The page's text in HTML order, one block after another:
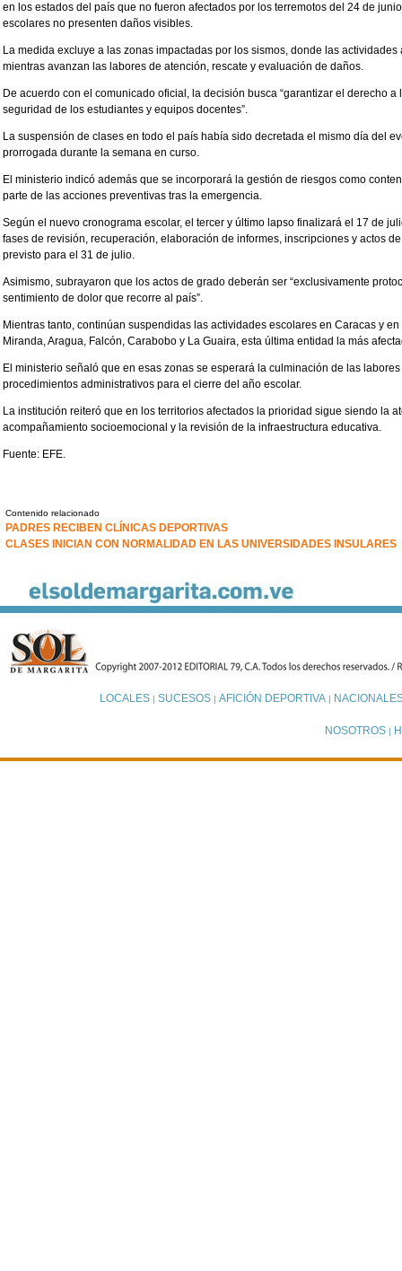
en los estados del país que no fueron afectados por los terremotos del 24 de
escolares no presenten daños visibles.
La medida excluye a las zonas impactadas por los sismos, donde las
mientras avanzan las labores de atención, rescate y evaluación de daños.
De acuerdo con el comunicado oficial, la decisión busca “garantizar el derecho
seguridad de los estudiantes y equipos docentes”.
La suspensión de clases en todo el país había sido decretada el mismo día del
prorrogada durante la semana en curso.
El ministerio indicó además que se incorporará la gestión de riesgos como
parte de las acciones preventivas tras la emergencia.
Según el nuevo cronograma escolar, el tercer y último lapso finalizará el 17 de
fases de revisión, recuperación, elaboración de informes, inscripciones y actos
previsto para el 31 de julio.
Asimismo, subrayaron que los actos de grado deberán ser “exclusivamente
sentimiento de dolor que recorre al país”.
Mientras tanto, continúan suspendidas las actividades escolares en Caracas y
Miranda, Aragua, Falcón, Carabobo y La Guaira, esta última entidad la más
El ministerio señaló que en esas zonas se esperará la culminación de las
procedimientos administrativos para el cierre del año escolar.
La institución reiteró que en los territorios afectados la prioridad sigue siendo la
acompañamiento socioemocional y la revisión de la infraestructura educativa.
Fuente: EFE.
Contenido relacionado
PADRES RECIBEN CLÍNICAS DEPORTIVAS
CLASES INICIAN CON NORMALIDAD EN LAS UNIVERSIDADES INSULARES
LOCALES| SUCESOS| AFICIÓN DEPORTIVA|
NOSOTROS |